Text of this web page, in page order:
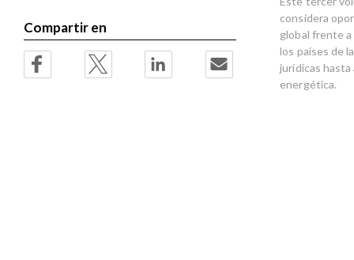
considera
global frente a
los países de
jurídicas hasta
energética.
Compartir en